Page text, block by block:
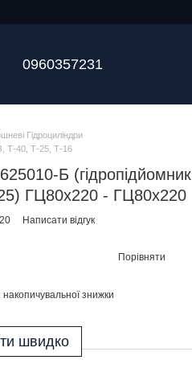
0960357231
Гідроциліндри
Т-40, Т-25, Т-16
Б (гідропідйомник
ГЦ80х220 - ГЦ80х220
Написати відгук
Порівняти
знижки
швидко